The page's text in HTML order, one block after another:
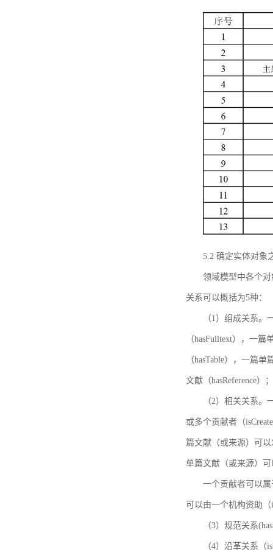
5.2 确定实体对象
领域模型中各个
关系可以概括为5种：
（1）组成关系
（hasFulltext），一
（hasTable），一篇
文献（hasReference）；
（2）相关关系
或多个贡献者（
篇文献（或来源）可
单篇文献（或来源）可
一个贡献者可以
可以由一个机构资助（
（3）规范关系
（4）沿革关系